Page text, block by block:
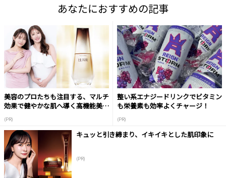
あなたにおすすめの記事
美容のプロたちも注目する、マルチ
効果で健やかな肌へ導く高機能美容
(PR)
整い系エナジードリンクでビタミン
も栄養素も効率よくチャージ！
(PR)
キュッと引き締まり、イキイキとした肌印象に
(PR)